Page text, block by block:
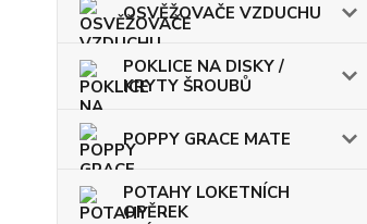
OSVĚŽOVAČE VZDUCHU
POKLICE NA DISKY /
KRYTY ŠROUBŮ
POPPY GRACE MATE
POTAHY LOKETNÍCH
OPĚREK